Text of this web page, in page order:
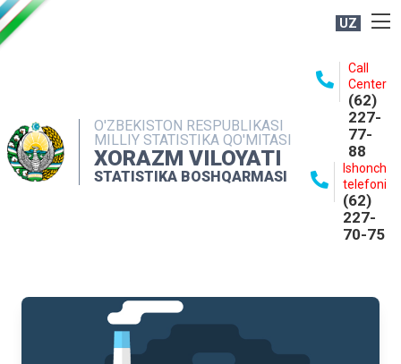
UZ
O'ZBEKISTON RESPUBLIKASI
MILLIY STATISTIKA QO'MITASI
XORAZM VILOYATI
STATISTIKA BOSHQARMASI
Call
Center
(62)
227-
77-
88
Ishonch
telefoni
(62)
227-
70-75
NASHRLAR
INTERAKTIV XIZMATLAR
MATBUOT XIZMATI